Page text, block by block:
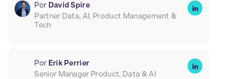
Por David Spire
Partner Data, AI, Product Management &
Tech
Por Erik Perrier
Senior Manager Product, Data & AI